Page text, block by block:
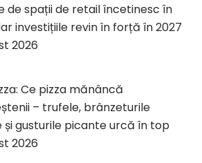
de spații de retail încetinesc în
investițiile revin în forță în 2027
2026
Ce pizza mănâncă
– trufele, brânzeturile
și gusturile picante urcă în top
2026